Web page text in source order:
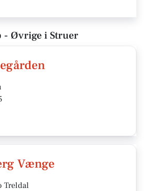
- Øvrige i Struer
Vænge
Treldal